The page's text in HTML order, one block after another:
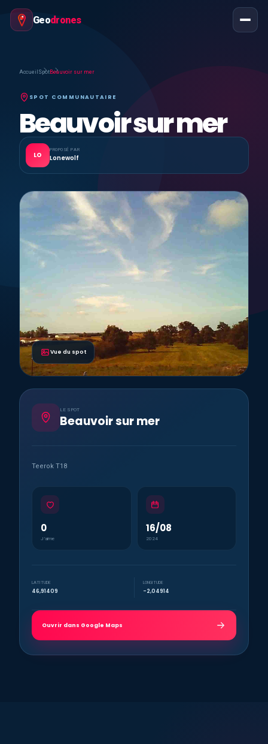
Geodrones
Accueil SpotBeauvoir sur mer
SPOT COMMUNAUTAIRE
Beauvoir sur mer
LO
PROPOSÉ PAR
Lonewolf
Vue du spot
LE SPOT
Beauvoir sur mer
Teerok T18
0
J’aime
16/08
2024
LATITUDE
46,91409
LONGITUDE
-2,04914
Ouvrir dans Google Maps